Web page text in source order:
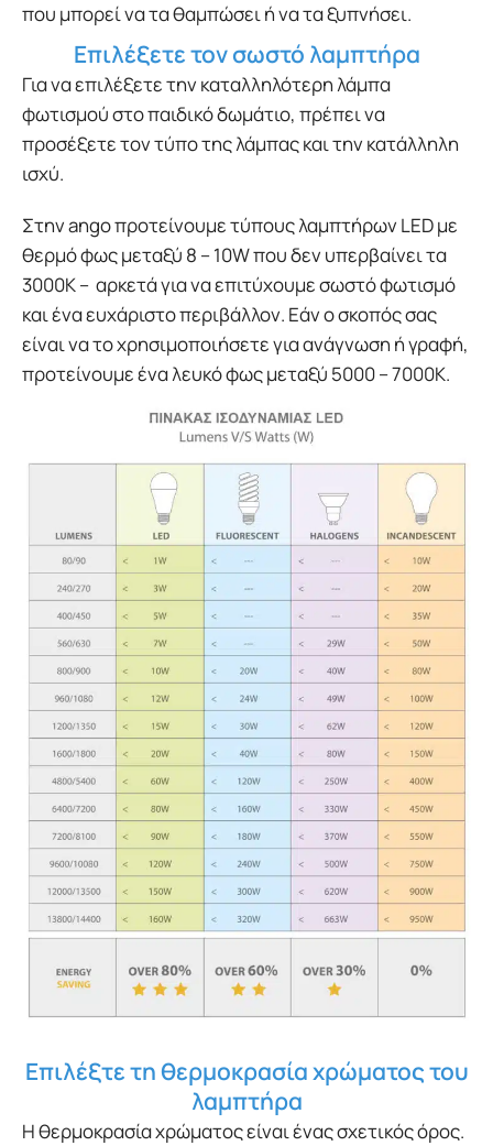
που μπορεί να τα θαμπώσει ή να τα ξυπνήσει.
Επιλέξετε τον σωστό λαμπτήρα
Για να επιλέξετε την καταλληλότερη λάμπα
φωτισμού στο παιδικό δωμάτιο, πρέπει να
προσέξετε τον τύπο της λάμπας και την κατάλληλη
ισχύ.
Στην ango προτείνουμε τύπους λαμπτήρων LED με
θερμό φως μεταξύ 8 – 10W που δεν υπερβαίνει τα
3000K – αρκετά για να επιτύχουμε σωστό φωτισμό
και ένα ευχάριστο περιβάλλον. Εάν ο σκοπός σας
είναι να το χρησιμοποιήσετε για ανάγνωση ή γραφή,
προτείνουμε ένα λευκό φως μεταξύ 5000 – 7000K.
Επιλέξτε τη θερμοκρασία χρώματος του
λαμπτήρα
Η θερμοκρασία χρώματος είναι ένας σχετικός όρος.